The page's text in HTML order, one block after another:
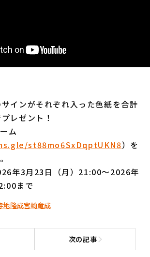
インがそれぞれ入った色紙を合計
レゼント！
ム
st88mo6SxDqptUKN8）を
年3月23日（月）21:00〜2026年
まで
地隆成宮崎竜成
へ 次の記事次の記事へ